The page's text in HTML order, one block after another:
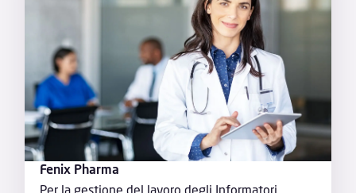
Fenix Pharma
Per la gestione del lavoro degli Informatori